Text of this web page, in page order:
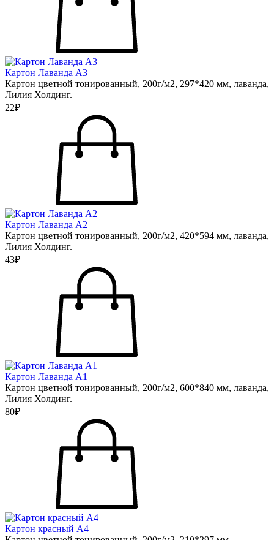
Картон Лаванда А3
Картон цветной тонированный, 200г/м2, 297*420 мм, лаванда,
Лилия Холдинг.
22₽
Картон Лаванда А2
Картон цветной тонированный, 200г/м2, 420*594 мм, лаванда,
Лилия Холдинг.
43₽
Картон Лаванда А1
Картон цветной тонированный, 200г/м2, 600*840 мм, лаванда,
Лилия Холдинг.
80₽
Картон красный А4